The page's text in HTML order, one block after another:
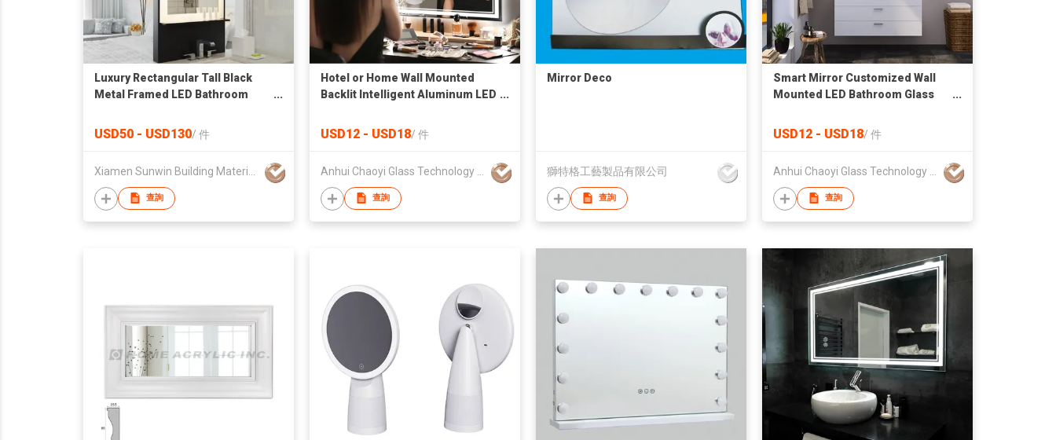
Luxury Rectangular Tall Black
Metal Framed LED Bathroom
USD50 - USD130/ 件
查詢
Hotel or Home Wall Mounted
Backlit Intelligent Aluminum LED
Bluetooth Music Smart Mirror
USD12 - USD18/ 件
查詢
Mirror Deco
獅特格工藝製品有限公司
查詢
Smart Mirror Customized Wall
Mounted LED Bathroom Glass
Time Music Function
USD12 - USD18/ 件
查詢